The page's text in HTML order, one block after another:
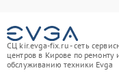
СЦ kir.evga-fix.ru - сеть
центров в Кирове по ремонту
обслуживанию техники Evga